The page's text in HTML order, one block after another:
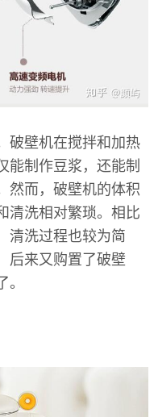
破壁机在搅拌和加热
能制作豆浆，还能制
然而，破壁机的体积
清洗相对繁琐。相比
清洗过程也较为简
后来又购置了破壁